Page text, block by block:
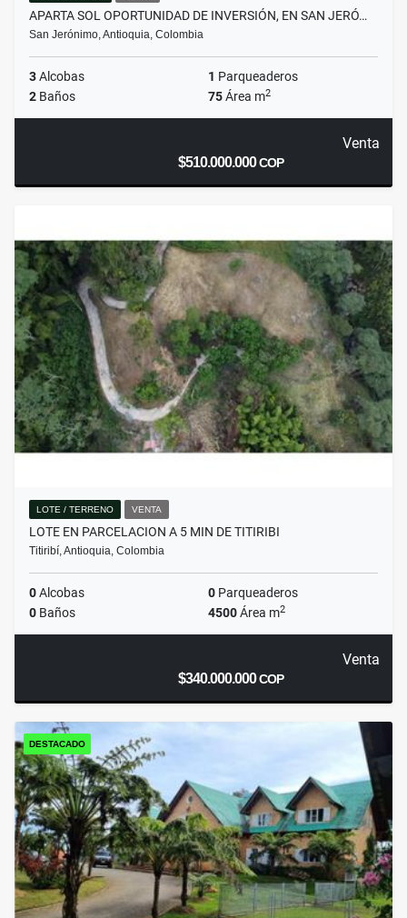
APARTA SOL OPORTUNIDAD DE INVERSIÓN, EN SAN JERÓ…
San Jerónimo, Antioquia, Colombia
3Alcobas 1 Parqueaderos
2 Baños 75Área m2
Venta
$510.000.000COP
LOTE / TERRENO VENTA
LOTE EN PARCELACION A 5 MIN DE TITIRIBI
Titiribí, Antioquia, Colombia
0Alcobas 0 Parqueaderos
0 Baños 4500Área m2
Venta
$340.000.000COP
DESTACADO